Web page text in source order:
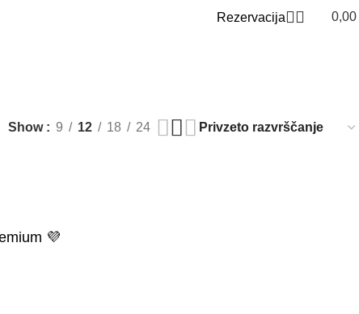
Rezervacija 0,00
Show 9 12 18 24
💜